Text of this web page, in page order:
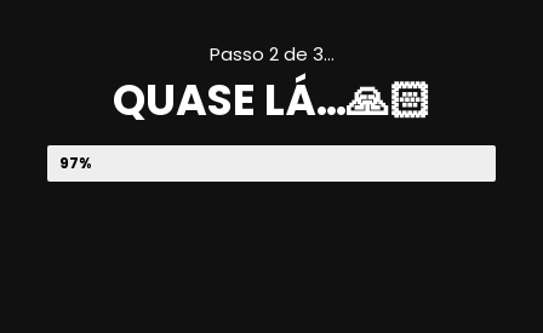
Passo 2 de 3…
QUASE LÁ…🙏🏻
ACESSO A 300 ARTES GRÁTIS
97%